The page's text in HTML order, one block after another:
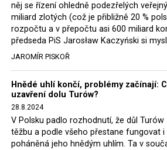
něj se řízení ohledně podezřelých
miliard zlotých (což je přibližně 20 %
rozpočtu a v přepočtu asi 600 miliard
předseda PiS Jarosław Kaczyński si
JAROMÍR PISKOŘ
Hnědé uhlí končí, problémy začínají:
uzavření dolu Turów?
28.8.2024
V Polsku padlo rozhodnutí, že důl
těžbu a podle všeho přestane fungovat i
poháněná jeho hnědým uhlím. Ta v